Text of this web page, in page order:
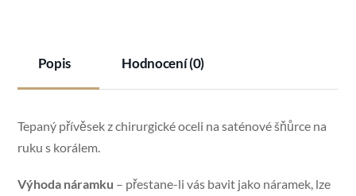
Popis Hodnocení (0)
Tepaný přívěsek z chirurgické oceli na saténové šňůrce na
ruku s korálem.
Výhoda náramku – přestane-li vás bavit jako náramek, lze